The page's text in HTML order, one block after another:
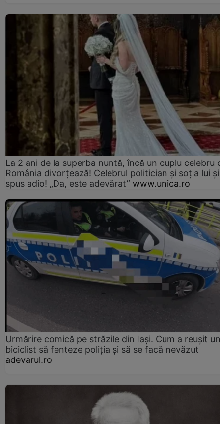
La 2 ani de la superba nuntă, încă un cuplu celebru
România divorțează! Celebrul politician și soția lui
spus adio! „Da, este adevărat” www.unica.ro
Urmărire comică pe străzile din Iași. Cum a reușit un
biciclist să fenteze poliția și să se facă nevăzut
adevarul.ro